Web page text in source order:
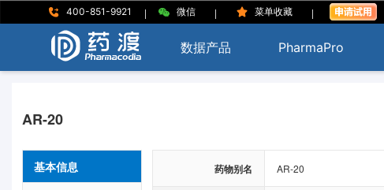
400-851-9921 | 微信 | 菜单收藏 |
数据产品 PharmaPro
AR-20
基本信息 药物别名 AR-20